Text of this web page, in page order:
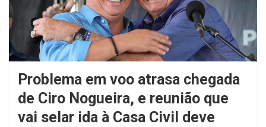
Problema em voo atrasa chegada
de Ciro Nogueira, e reunião que
vai selar ida à Casa Civil deve